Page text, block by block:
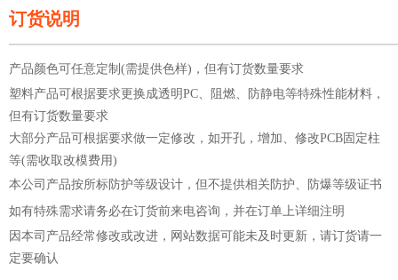
订货说明
产品颜色可任意定制(需提供色样)，但有订货数量要求
塑料产品可根据要求更换成透明PC、阻燃、防静电等特殊性能材料，
但有订货数量要求
大部分产品可根据要求做一定修改，如开孔，增加、修改PCB固定柱
等(需收取改模费用)
本公司产品按所标防护等级设计，但不提供相关防护、防爆等级证书
如有特殊需求请务必在订货前来电咨询，并在订单上详细注明
因本司产品经常修改或改进，网站数据可能未及时更新，请订货请一
定要确认